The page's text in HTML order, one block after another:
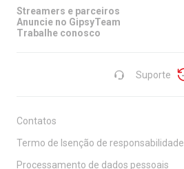
Suporte
Streamers e parceiros
Anuncie no GipsyTeam
Trabalhe conosco
Contatos
Termo de Isenção de responsabilidade
Processamento de dados pessoais